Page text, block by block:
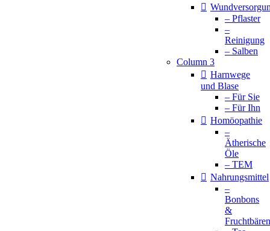
– Pflaster
–
Reinigung
– Salben
Column 3
Harnwege
und Blase
– Für Sie
– Für Ihn
Homöopathie
–
Ätherische
Öle
– TEM
Nahrungsmittel
–
Bonbons
&
Fruchtbären